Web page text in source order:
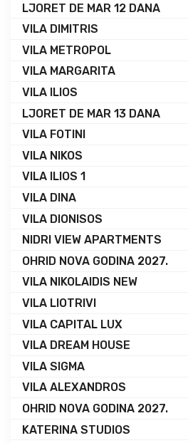
LJORET DE MAR 12 DANA
VILA DIMITRIS
VILA METROPOL
VILA MARGARITA
VILA ILIOS
LJORET DE MAR 13 DANA
VILA FOTINI
VILA NIKOS
VILA ILIOS 1
VILA DINA
VILA DIONISOS
NIDRI VIEW APARTMENTS
OHRID NOVA GODINA 2027.
VILA NIKOLAIDIS NEW
VILA LIOTRIVI
VILA CAPITAL LUX
VILA DREAM HOUSE
VILA SIGMA
VILA ALEXANDROS
OHRID NOVA GODINA 2027.
KATERINA STUDIOS